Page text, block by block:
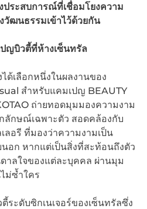
ระสบการณ์ที่เชื่อมโยงความ
ฒนธรรมเข้าไว้ด้วยกัน
ญบิวตี้ที่ห้างเซ็นทรัล
ด้เลือกหนึ่งในผลงานของ
สำหรับแคมเปญ BEAUTY
ถ่ายทอดมุมมองความงาม
ลักษณ์เฉพาะตัว สอดคล้องกับ
อรี ที่มองว่าความงามเป็น
อก หากแต่เป็นสิ่งที่สะท้อนถึงตัว
ลใจของแต่ละบุคคล ผ่านมุม
ม่ซ้ำใคร
ระดับซิกเนเจอร์ของเซ็นทรัลซึ่ง